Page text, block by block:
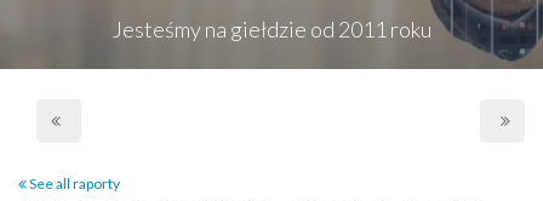
Jesteśmy na giełdzie od 2011 roku
See all raporty